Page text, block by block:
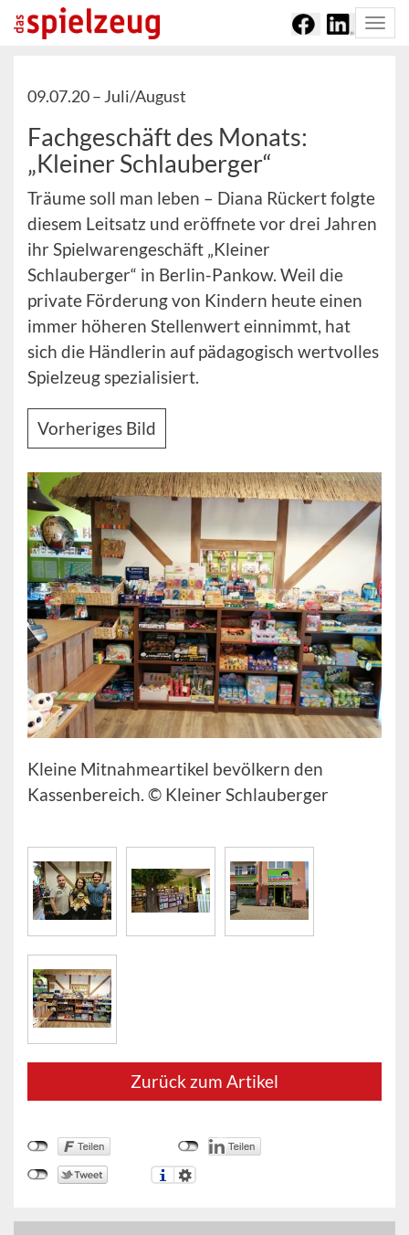
09.07.20 – Juli/August
Fachgeschäft des Monats:
„Kleiner Schlauberger“
Träume soll man leben – Diana Rückert folgte
diesem Leitsatz und eröffnete vor drei Jahren
ihr Spielwarengeschäft „Kleiner
Schlauberger“ in Berlin-Pankow. Weil die
private Förderung von Kindern heute einen
immer höheren Stellenwert einnimmt, hat
sich die Händlerin auf pädagogisch wertvolles
Spielzeug spezialisiert.
Vorheriges Bild
Kleine Mitnahmeartikel bevölkern den
Kassenbereich. © Kleiner Schlauberger
Zurück zum Artikel